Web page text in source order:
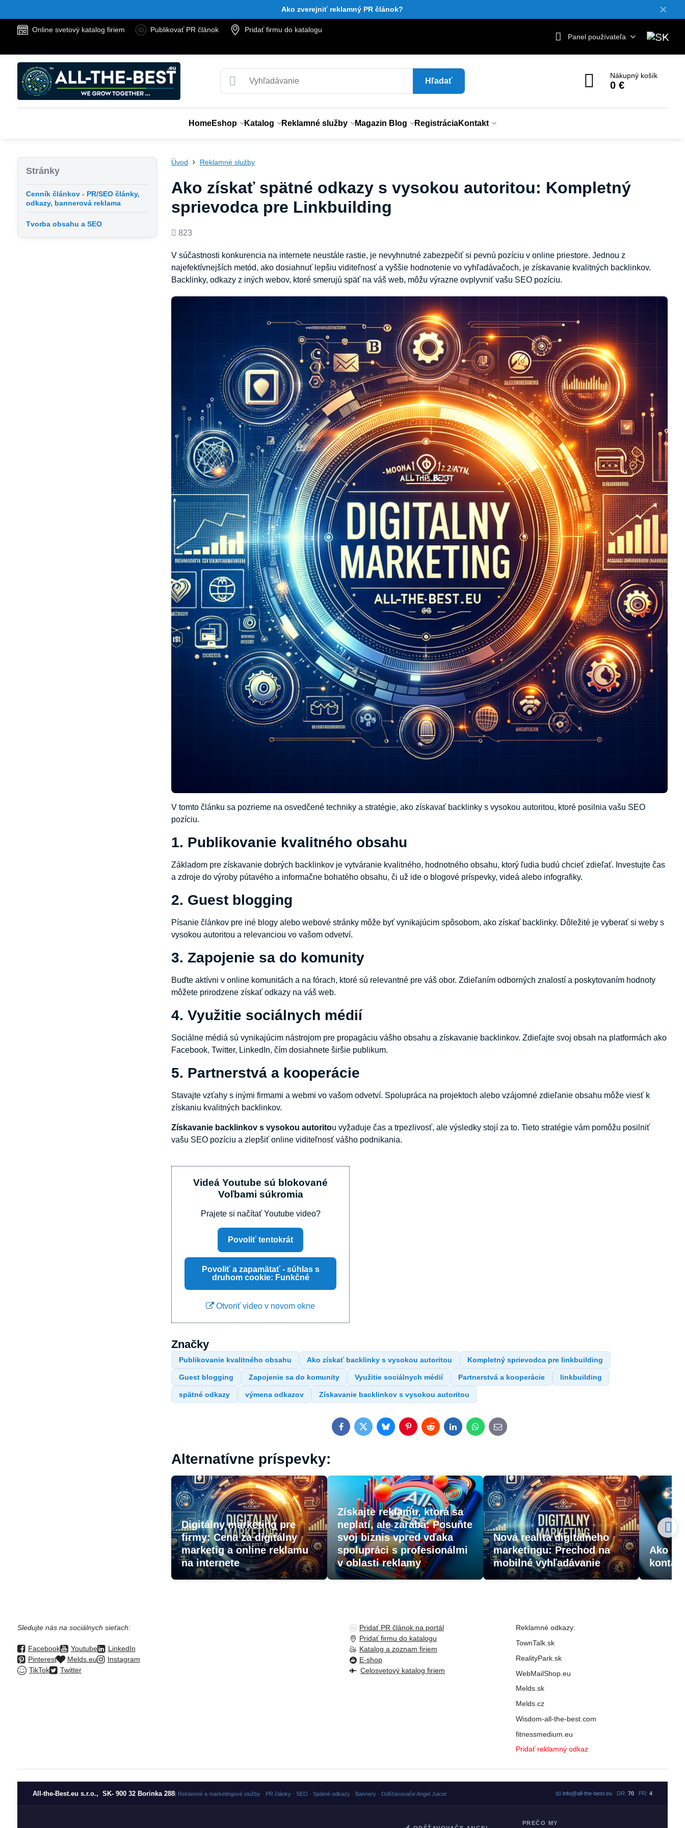
✕
Ako zverejniť reklamný PR článok?
Online svetový katalog firiem Publikovať PR článok
Pridať firmu do katalogu
Panel používateľa
Hľadať
Nákupný košík
0 €
HomeEshop Katalog Reklamné služby Magazin Blog RegistráciaKontakt
Úvod Reklamné služby
Ako získať spätné odkazy s vysokou autoritou: Kompletný
sprievodca pre Linkbuilding
Počet
823
V súčastnosti konkurencia na internete neustále rastie, je nevyhnutné zabezpečiť si pevnú pozíciu v online priestore. Jednou z
najefektívnejších metód, ako dosiahnuť lepšiu viditeľnosť a vyššie hodnotenie vo vyhľadávačoch, je získavanie kvalitných backlinkov.
Backlinky, odkazy z iných webov, ktoré smerujú späť na váš web, môžu výrazne ovplyvniť vašu SEO pozíciu.
V tomto článku sa pozrieme na osvedčené techniky a stratégie, ako získavať backlinky s vysokou autoritou, ktoré posilnia vašu SEO
pozíciu.
1. Publikovanie kvalitného obsahu
Základom pre získavanie dobrých backlinkov je vytváranie kvalitného, hodnotného obsahu, ktorý ľudia budú chcieť zdieľať. Investujte čas
a zdroje do výroby pútavého a informačne bohatého obsahu, či už ide o blogové príspevky, videá alebo infografiky.
2. Guest blogging
Písanie článkov pre iné blogy alebo webové stránky môže byť vynikajúcim spôsobom, ako získať backlinky. Dôležité je vyberať si weby s
vysokou autoritou a relevanciou vo vašom odvetví.
3. Zapojenie sa do komunity
Buďte aktívni v online komunitách a na fórach, ktoré sú relevantné pre váš obor. Zdieľaním odborných znalostí a poskytovaním hodnoty
môžete prirodzene získať odkazy na váš web.
4. Využitie sociálnych médií
Sociálne médiá sú vynikajúcim nástrojom pre propagáciu vášho obsahu a získavanie backlinkov. Zdieľajte svoj obsah na platformách ako
Facebook, Twitter, LinkedIn, čím dosiahnete širšie publikum.
5. Partnerstvá a kooperácie
Stavajte vzťahy s inými firmami a webmi vo vašom odvetví. Spolupráca na projektoch alebo vzájomné zdieľanie obsahu môže viesť k
získaniu kvalitných backlinkov.
Získavanie backlinkov s vysokou autoritou vyžaduje čas a trpezlivosť, ale výsledky stojí za to. Tieto stratégie vám pomôžu posilniť
vašu SEO pozíciu a zlepšiť online viditeľnosť vášho podnikania.
Videá Youtube sú blokované
Voľbami súkromia
Prajete si načítať Youtube video?
Povoliť tentokrát
Povoliť a zapamätať - súhlas s
druhom cookie: Funkčné
Otvoriť video v novom okne
Značky
Publikovanie kvalitného obsahu Ako získať backlinky s vysokou autoritou Kompletný sprievodca pre linkbuilding
Guest blogging Zapojenie sa do komunity Využitie sociálnych médií Partnerstvá a kooperácie linkbuilding
spätné odkazy výmena odkazov Získavanie backlinkov s vysokou autoritou
FacebookTwitterBlueskyPinterestRedditLinkedInWhatsApp
E-
mail
Alternatívne príspevky:
Digitálny marketing pre
firmy: Cena za digitálny
marketig a online reklamu
na internete
Získajte reklamu, ktorá sa
neplatí, ale zarába: Posuňte
svoj biznis vpred vďaka
spolupráci s profesionálmi
v oblasti reklamy
Nová realita digitálneho
marketingu: Prechod na
mobilné vyhľadávanie
Ako
Stránky
Cenník článkov - PR/SEO články,
odkazy, bannerová reklama
Tvorba obsahu a SEO
Sledujte nás na sociálnych sieťach:
Facebook Youtube
LinkedIn
Pinterest
Melds.eu
Instagram
TikTok
Twitter
Pridať PR článok na portál
Pridať firmu do katalogu
Katalog a zoznam firiem
E-shop
Celosvetový katalog firiem
Reklamné odkazy:
TownTalk.sk
RealityPark.sk
WebMailShop.eu
Melds.sk
Melds.cz
Wisdom-all-the-best.com
fitnessmedium.eu
Pridať reklamný odkaz
All-the-Best.eu s.r.o., SK- 900 32 Borinka 288| Reklamné a marketingové služby · PR články · SEO · Spätné odkazy · Bannery · Odšťavovače Angel Juicer 📧 info@all-the-best.euDR: 70PR: 4
PREČO MY